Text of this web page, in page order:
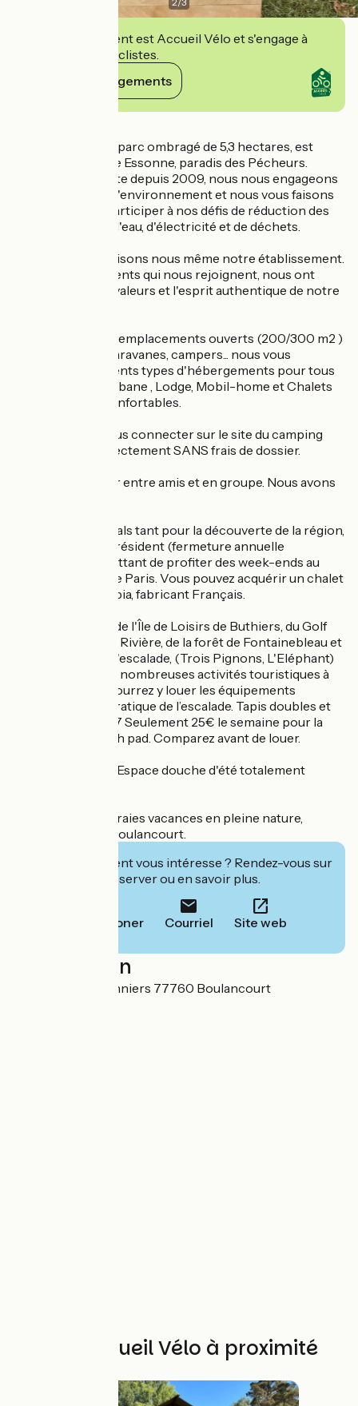
Cet établissement est Accueil Vélo et s'engage à
accueillir des cyclistes.
Voir ses engagements
Notre magnifique parc ombragé de 5,3 hectares, est
longé par la rivière Essonne, paradis des Pécheurs.
Labellisé Clef Verte depuis 2009, nous nous engageons
pleinement pour l'environnement et nous vous faisons
confiance pour participer à nos défis de réduction des
consommations d'eau, d'électricité et de déchets.
Nous commercialisons nous même notre établissement.
Les nombreux clients qui nous rejoignent, nous ont
choisis pour nos valeurs et l'esprit authentique de notre
En plus de grands emplacements ouverts (200/300 m2 )
pour les tentes, caravanes, campers... nous vous
proposons différents types d'hébergements pour tous
les budgets. Ma cabane , Lodge, Mobil-home et Chalets
récents et très confortables.
Il vous suffit de vous connecter sur le site du camping
pour réserver directement SANS frais de dossier.
Vous pouvez venir entre amis et en groupe. Nous avons
Nous sommes idéals tant pour la découverte de la région,
que pour devenir résident (fermeture annuelle
hivernale) , permettant de profiter des week-ends au
vert à proximité de Paris. Vous pouvez acquérir un chalet
de la gamme Hékipia, fabricant Français.
Situé à proximité de l'Île de Loisirs de Buthiers, du Golf
Spa d’Augerville la Rivière, de la forêt de Fontainebleau et
des grands sites d'escalade, (Trois Pignons, L'Eléphant)
vous trouverez de nombreuses activités touristiques à
proximité. Vous pourrez y louer les équipements
nécessaires à la pratique de l’escalade. Tapis doubles et
triples ouvert 7J/ 7 Seulement 25€ le semaine pour la
location d'un crash pad. Comparez avant de louer.
Nouveauté 2025 : Espace douche d'été totalement
Pour profiter de vraies vacances en pleine nature,
rejoignez l'Ile de Boulancourt.
Cet établissement vous intéresse ? Rendez-vous sur
leur site pour réserver ou en savoir plus.
Téléphoner Courriel Site web
Localisation
6 allée des Marronniers 77760 Boulancourt
Autres Accueil Vélo à proximité